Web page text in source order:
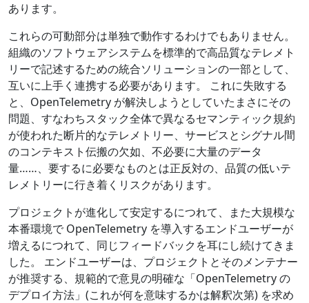
あります。
これらの可動部分は単独で動作するわけでもありません。
組織のソフトウェアシステムを標準的で高品質なテレメト
リーで記述するための統合ソリューションの一部として、
互いに上手く連携する必要があります。 これに失敗する
と、OpenTelemetry が解決しようとしていたまさにその
問題、すなわちスタック全体で異なるセマンティック規約
が使われた断片的なテレメトリー、サービスとシグナル間
のコンテキスト伝搬の欠如、不必要に大量のデータ
量……、要するに必要なものとは正反対の、品質の低いテ
レメトリーに行き着くリスクがあります。
プロジェクトが進化して安定するにつれて、また大規模な
本番環境で OpenTelemetry を導入するエンドユーザーが
増えるにつれて、同じフィードバックを耳にし続けてきま
した。 エンドユーザーは、プロジェクトとそのメンテナー
が推奨する、規範的で意見の明確な「OpenTelemetry の
デプロイ方法」(これが何を意味するかは解釈次第) を求め